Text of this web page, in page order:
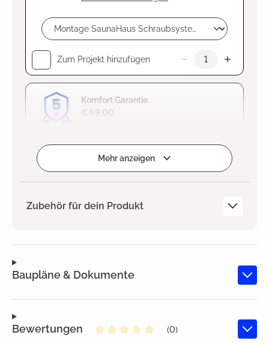
Zum Projekt hinzufügen
Komfort Garantie
€ 69,00
HinzugefügtMehr anzeigen
Zubehör für dein Produkt
Baupläne & Dokumente
Bewertungen
(0)